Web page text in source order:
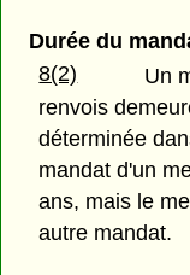
Durée du
8(2)
Un
renvois
déterminée
mandat d'un
ans, mais le
autre mandat.